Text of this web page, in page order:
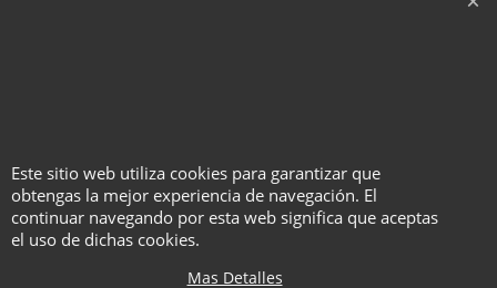
se han visto en más de 100
años.
Este sitio web utiliza cookies para garantizar que
obtengas la mejor experiencia de navegación. El
continuar navegando por esta web significa que aceptas
el uso de dichas cookies.
Mas Detalles